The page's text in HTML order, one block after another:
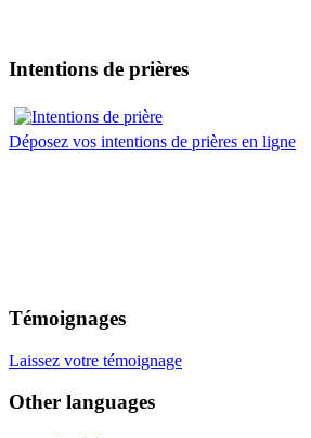
Intentions de prières
Déposez vos intentions de prières en ligne
Témoignages
Laissez votre témoignage
Other languages